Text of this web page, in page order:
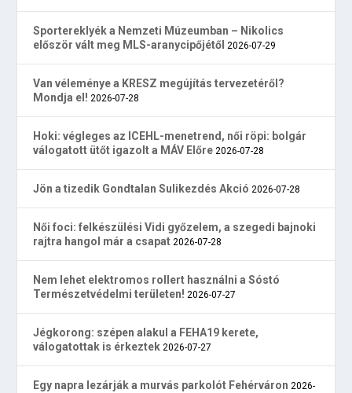
Sportereklyék a Nemzeti Múzeumban – Nikolics
először vált meg MLS-aranycipőjétől 2026-07-29
Van véleménye a KRESZ megújítás tervezetéről?
Mondja el! 2026-07-28
Hoki: végleges az ICEHL-menetrend, női röpi: bolgár
válogatott ütőt igazolt a MÁV Előre 2026-07-28
Jön a tizedik Gondtalan Sulikezdés Akció 2026-07-28
Női foci: felkészülési Vidi győzelem, a szegedi bajnoki
rajtra hangol már a csapat 2026-07-28
Nem lehet elektromos rollert használni a Sóstó
Természetvédelmi területen! 2026-07-27
Jégkorong: szépen alakul a FEHA19 kerete,
válogatottak is érkeztek 2026-07-27
Egy napra lezárják a murvás parkolót Fehérváron 2026-